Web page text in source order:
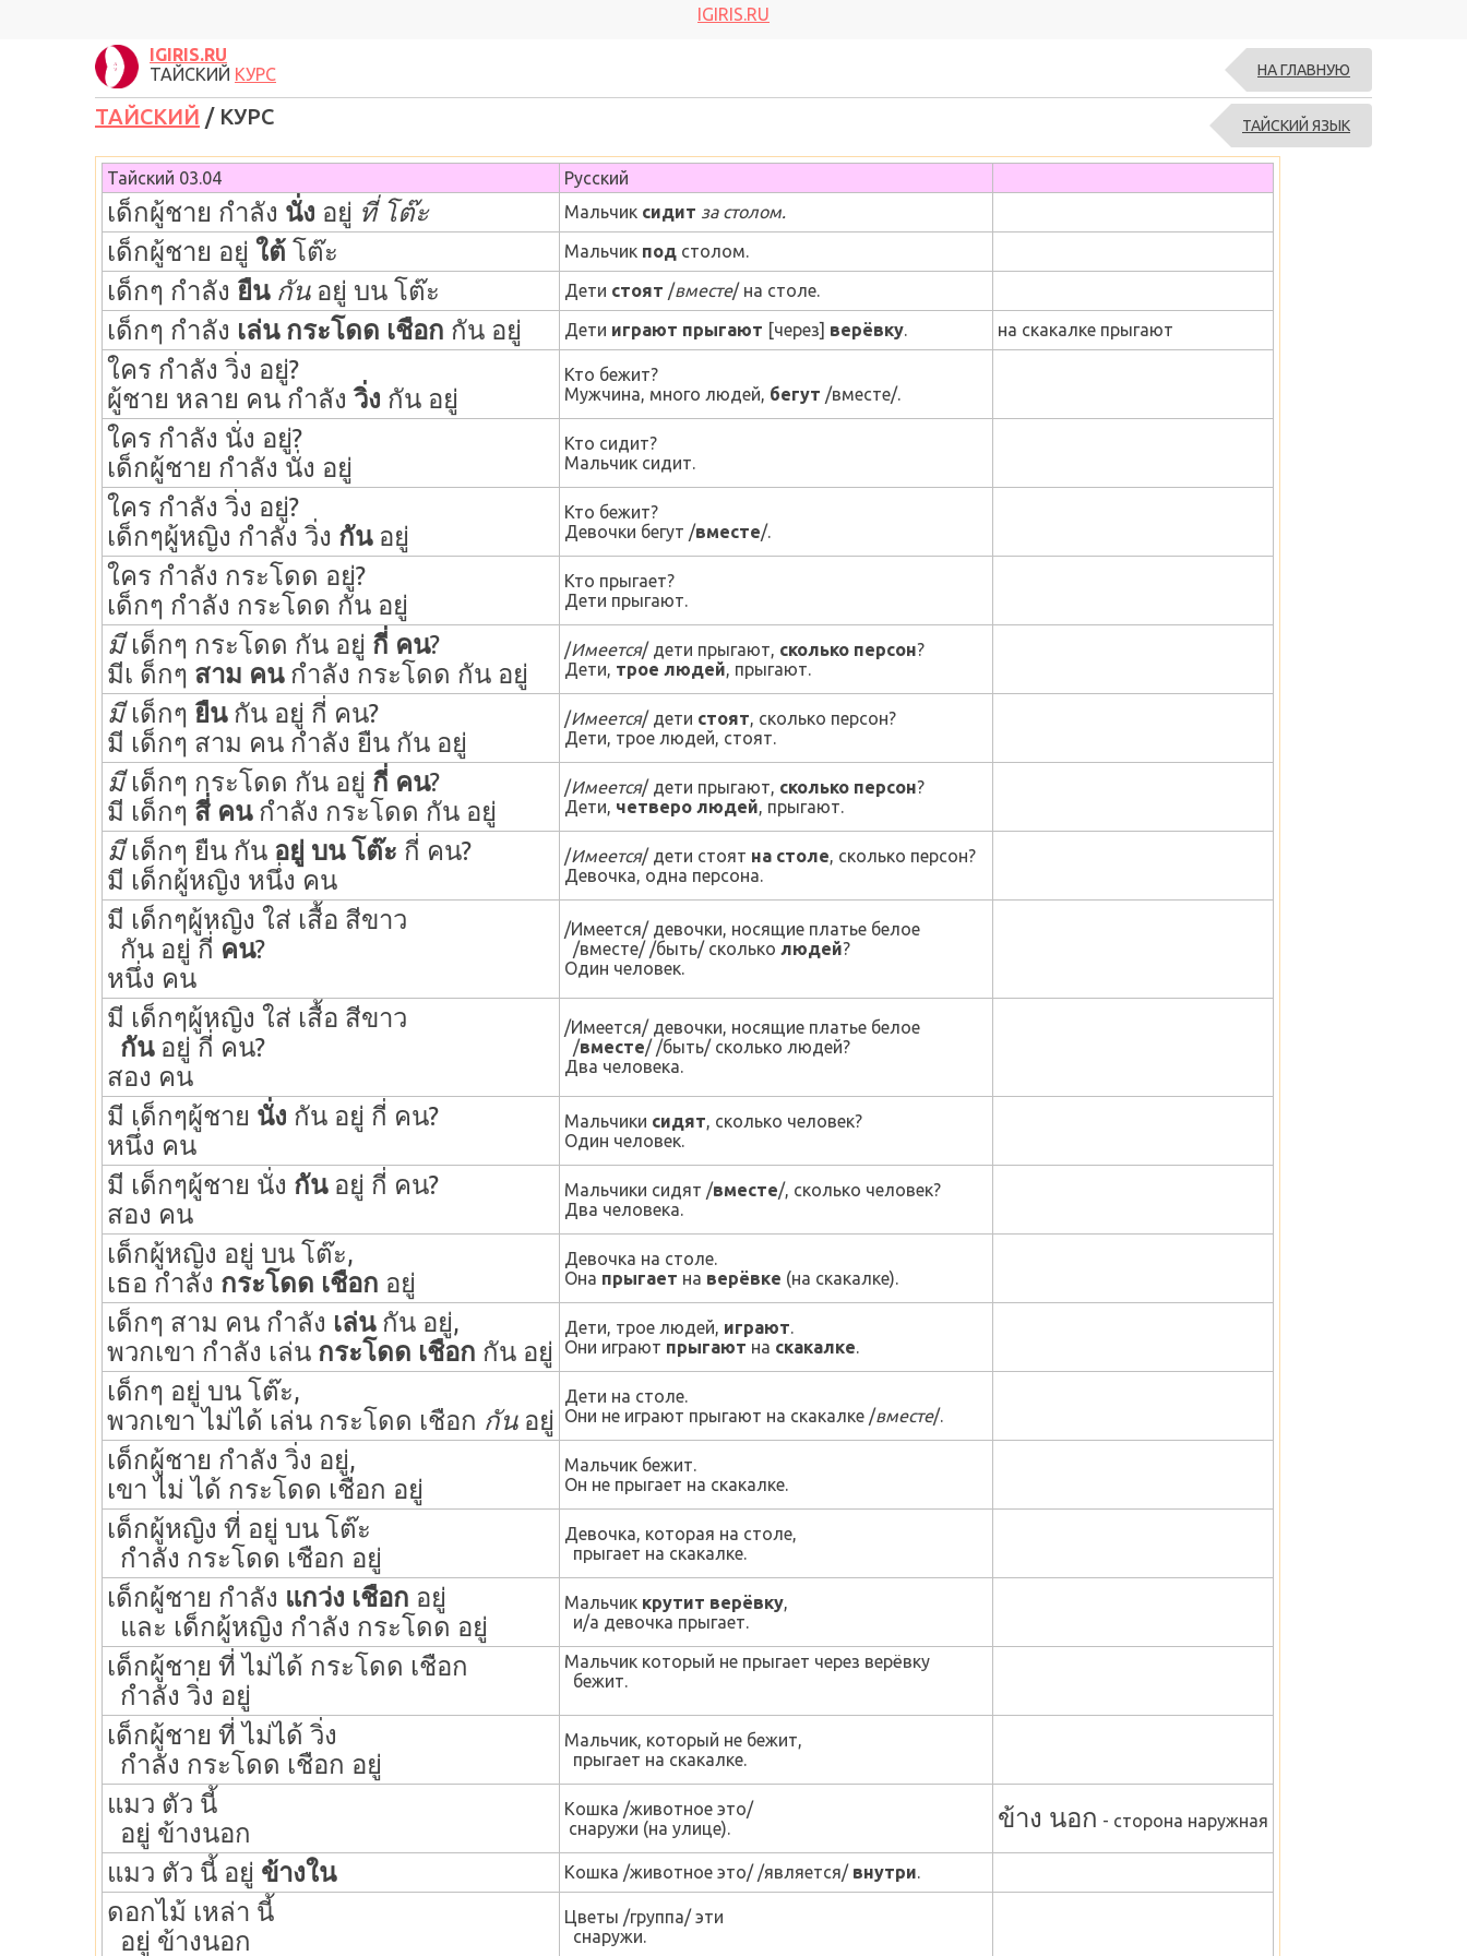
IGIRIS.RU
IGIRIS.RU
ТАЙСКИЙ КУРС НА ГЛАВНУЮ
ТАЙСКИЙ / КУРС ТАЙСКИЙ ЯЗЫК
Тайский 03.04 Русский
เด็กผู้ชาย กำลัง นั่ง อยู่ ที่ โต๊ะ Мальчик сидит за столом.
เด็กผู้ชาย อยู่ ใต้ โต๊ะ Мальчик под столом.
เด็กๆ กำลัง ยืน กัน อยู่ บน โต๊ะ Дети стоят /вместе/ на столе.
เด็กๆ กำลัง เล่น กระโดด เชือก กัน อยู่ Дети играют прыгают [через] верёвку. на скакалке прыгают
ใคร กำลัง วิ่ง อยู่?
ผู้ชาย หลาย คน กำลังวิ่ง กัน อยู่
Кто бежит?
Мужчина, много людей, бегут /вместе/.
ใคร กำลัง นั่ง อยู่?
เด็กผู้ชาย กำลัง นั่ง อยู่
Кто сидит?
Мальчик сидит.
ใคร กำลัง วิ่ง อยู่?
เด็กๆผู้หญิง กำลัง วิ่ง กัน อยู่
Кто бежит?
Девочки бегут /вместе/.
ใคร กำลัง กระโดด อยู่?
เด็กๆ กำลัง กระโดด กัน อยู่
Кто прыгает?
Дети прыгают.
มีเด็กๆ กระโดด กัน อยู่ กี่ คน?
มีเ ด็กๆ สาม คน กำลัง กระโดด กัน อยู่
/Имеется/ дети прыгают, сколько персон?
Дети, трое людей, прыгают.
มีเด็กๆ ยืน กัน อยู่ กี่ คน?
มี เด็กๆ สาม คน กำลัง ยืน กัน อยู่
/Имеется/ дети стоят, сколько персон?
Дети, трое людей, стоят.
มีเด็กๆ กระโดด กัน อยู่ กี่ คน?
มี เด็กๆ สี่ คน กำลัง กระโดด กัน อยู่
/Имеется/ дети прыгают, сколько персон?
Дети, четверо людей, прыгают.
มีเด็กๆ ยืน กัน อยู่ บน โต๊ะ กี่ คน?
มี เด็กผู้หญิง หนึ่ง คน
/Имеется/ дети стоят на столе, сколько персон?
Девочка, одна персона.
มี เด็กๆผู้หญิง ใส่ เสื้อ สีขาว
กัน อยู่ กี่ คน?
หนึ่ง คน
/Имеется/ девочки, носящие платье белое
/вместе/ /быть/ сколько людей?
Один человек.
มี เด็กๆผู้หญิง ใส่ เสื้อ สีขาว
กัน อยู่ กี่ คน?
สอง คน
/Имеется/ девочки, носящие платье белое
/вместе/ /быть/ сколько людей?
Два человека.
มี เด็กๆผู้ชาย นั่ง กัน อยู่ กี่ คน?
หนึ่ง คน
Мальчики сидят, сколько человек?
Один человек.
มี เด็กๆผู้ชาย นั่ง กัน อยู่ กี่ คน?
สอง คน
Мальчики сидят /вместе/, сколько человек?
Два человека.
เด็กผู้หญิง อยู่ บน โต๊ะ,
เธอ กำลัง กระโดด เชือก อยู่
Девочка на столе.
Она прыгает на верёвке (на скакалке).
เด็กๆ สาม คน กำลัง เล่น กัน อยู่,
พวกเขา กำลัง เล่น กระโดด เชือก กัน อยู่
Дети, трое людей, играют.
Они играют прыгают на скакалке.
เด็กๆ อยู่ บน โต๊ะ,
พวกเขา ไม่ได้ เล่น กระโดด เชือก กัน อยู่
Дети на столе.
Они не играют прыгают на скакалке /вместе/.
เด็กผู้ชาย กำลัง วิ่ง อยู่,
เขา ไม่ ได้ กระโดด เชือก อยู่
Мальчик бежит.
Он не прыгает на скакалке.
เด็กผู้หญิง ที่ อยู่ บน โต๊ะ
กำลัง กระโดด เชือก อยู่
Девочка, которая на столе,
прыгает на скакалке.
เด็กผู้ชาย กำลัง แกว่ง เชือก อยู่
และ เด็กผู้หญิง กำลัง กระโดด อยู่
Мальчик крутит верёвку,
и/а девочка прыгает.
เด็กผู้ชาย ที่ ไม่ได้ กระโดด เชือก
กำลัง วิ่ง อยู่
Мальчик который не прыгает через верёвку
бежит.
เด็กผู้ชาย ที่ ไม่ได้ วิ่ง
กำลัง กระโดด เชือก อยู่
Мальчик, который не бежит,
прыгает на скакалке.
แมว ตัว นี้
อยู่ ข้างนอก
Кошка /животное это/
снаружи (на улице).
ข้าง นอก - сторона наружная
แมว ตัว นี้ อยู่ ข้างใน Кошка /животное это/ /является/ внутри.
ดอกไม้ เหล่า นี้
อยู่ ข้างนอก
Цветы /группа/ эти
снаружи.